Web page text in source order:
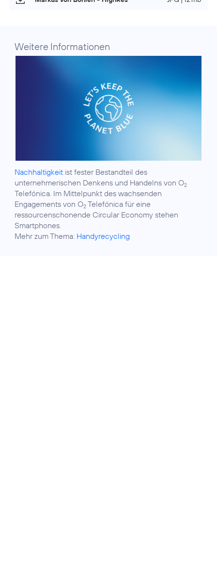
Weitere Informationen
Nachhaltigkeit ist fester Bestandteil des
unternehmerischen Denkens und Handelns von O2
Telefónica. Im Mittelpunkt des wachsenden
Engagements von O2 Telefónica für eine
ressourcenschonende Circular Economy stehen
Smartphones.
Mehr zum Thema: Handyrecycling